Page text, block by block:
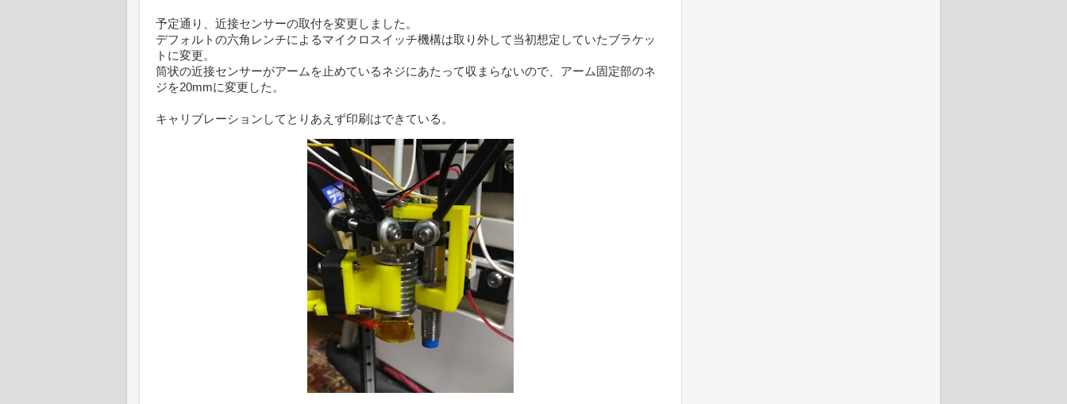
予定通り、近接センサーの取付を変更しました。
デフォルトの六角レンチによるマイクロスイッチ機構は取り外して当初想定していたブラケッ
トに変更。
筒状の近接センサーがアームを止めているネジにあたって収まらないので、アーム固定部のネ
ジを20mmに変更した。
キャリブレーションしてとりあえず印刷はできている。